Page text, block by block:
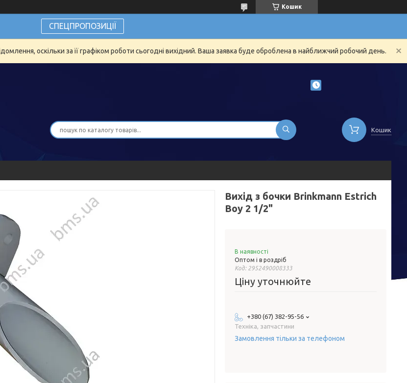
Кошик
СПЕЦПРОПОЗИЦІЇ
оскільки за її графіком роботи сьогодні вихідний. Ваша заявка буде оброблена в найближчий робочий день.
Кошик
Вихід з бочки Brinkmann Estrich
Boy 2 1/2"
В наявності
Оптом і в роздріб
Код: 2952490008333
Ціну уточнюйте
+380 (67) 382-95-56
Техніка, запчастини
Замовлення тільки за телефоном